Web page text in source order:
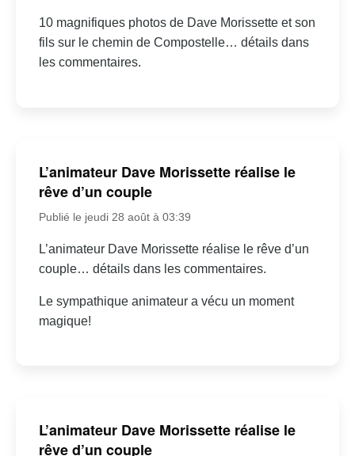
10 magnifiques photos de Dave Morissette et son
fils sur le chemin de Compostelle… détails dans
les commentaires.
L’animateur Dave Morissette réalise le
rêve d’un couple
Publié le jeudi 28 août à 03:39
L’animateur Dave Morissette réalise le rêve d’un
couple… détails dans les commentaires.
Le sympathique animateur a vécu un moment
magique!
L’animateur Dave Morissette réalise le
rêve d’un couple